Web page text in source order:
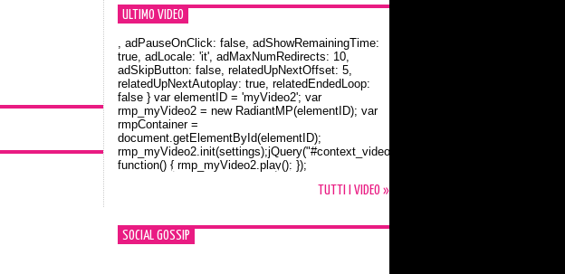
ULTIMO VIDEO
Orlando Bloom e la t-shirt dedicata a Flynn
, adPauseOnClick: false, adShowRemainingTime:
true, adLocale: 'it', adMaxNumRedirects: 10,
adSkipButton: false, relatedUpNextOffset: 5,
relatedUpNextAutoplay: true, relatedEndedLoop:
false } var elementID = 'myVideo2'; var
rmp_myVideo2 = new RadiantMP(elementID); var
rmpContainer =
document.getElementById(elementID);
rmp_myVideo2.init(settings);jQuery("#context_video2").one("mouseover",
function() { rmp_myVideo2.play(); });
TUTTI I VIDEO »
SOCIAL GOSSIP